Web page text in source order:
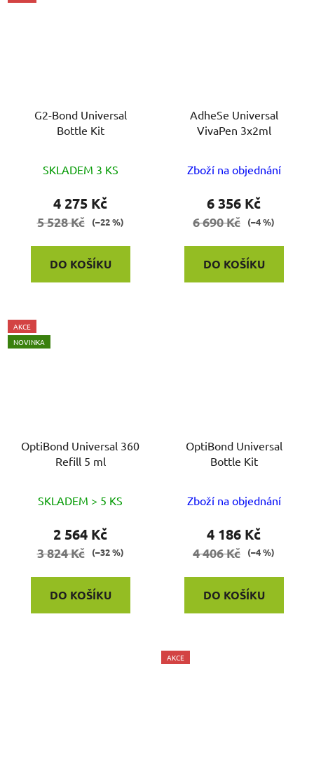
G2-Bond Universal
Bottle Kit
SKLADEM 3 KS
4 275 Kč
5 528 Kč (–22 %)
DO KOŠÍKU
AdheSe Universal
VivaPen 3x2ml
Zboží na objednání
6 356 Kč
6 690 Kč (–4 %)
DO KOŠÍKU
AKCE
NOVINKA
OptiBond Universal 360
Refill 5 ml
SKLADEM > 5 KS
2 564 Kč
3 824 Kč (–32 %)
DO KOŠÍKU
OptiBond Universal
Bottle Kit
Zboží na objednání
4 186 Kč
4 406 Kč (–4 %)
DO KOŠÍKU
AKCE